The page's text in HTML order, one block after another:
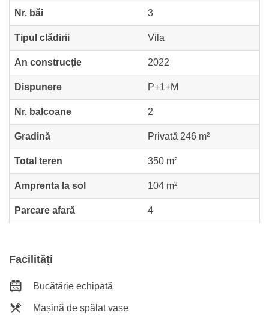
Nr. băi 3
Tipul clădirii Vila
An construcție 2022
Dispunere P+1+M
Nr. balcoane 2
Gradină Privată 246 m²
Total teren 350 m²
Amprenta la sol 104 m²
Parcare afară 4
Facilități
Bucătărie echipată
Mașină de spălat vase